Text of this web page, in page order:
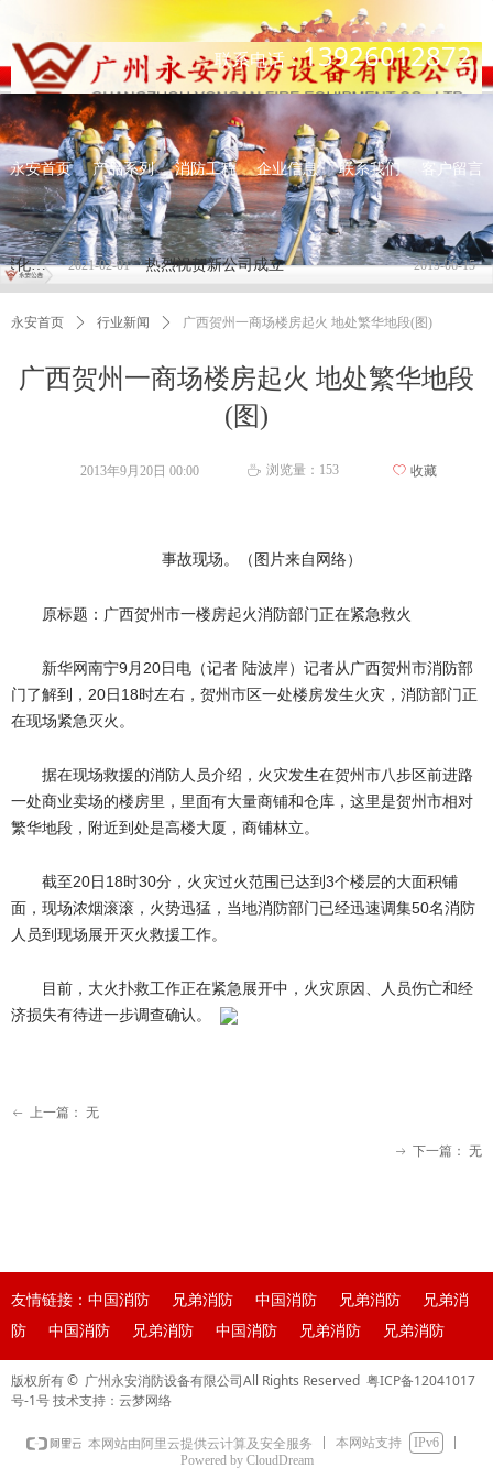
联系电话：13926012872
2021-02-01
住房和城乡建设部关于进一步深化工程建设项目 审批制度改革推进全流程在线审批的通知 2019-06-15
热烈祝贺新公司成立
永安首页 产品系列 消防工程 企业信息 联系我们 客户留言
广西贺州一商场楼房起火 地处繁华地段
(图)
永安首页 ꄲ 行业新闻 ꄲ 广西贺州一商场楼房起火 地处繁华地段(图)
事故现场。（图片来自网络）
原标题：广西贺州市一楼房起火消防部门正在紧急救火
新华网南宁9月20日电（记者 陆波岸）记者从广西贺州市消防部
门了解到，20日18时左右，贺州市区一处楼房发生火灾，消防部门正
在现场紧急灭火。
据在现场救援的消防人员介绍，火灾发生在贺州市八步区前进路
一处商业卖场的楼房里，里面有大量商铺和仓库，这里是贺州市相对
繁华地段，附近到处是高楼大厦，商铺林立。
截至20日18时30分，火灾过火范围已达到3个楼层的大面积铺
面，现场浓烟滚滚，火势迅猛，当地消防部门已经迅速调集50名消防
人员到现场展开灭火救援工作。
目前，大火扑救工作正在紧急展开中，火灾原因、人员伤亡和经
济损失有待进一步调查确认。
2013年9月20日 00:00 ꄘ 浏览量： 153 ꄀ 收藏
ꂃ 上一篇： 无
ꁹ 下一篇： 无
友情链接：中国消防 兄弟消防 中国消防 兄弟消防 兄弟消
防 中国消防 兄弟消防 中国消防 兄弟消防 兄弟消防
版权所有 © 广州永安消防设备有限公司All Rights Reserved 粤ICP备12041017
号-1号技术支持：云梦网络
本网站由阿里云提供云计算及安全服务 本网站支持
IPv6
Powered by CloudDream